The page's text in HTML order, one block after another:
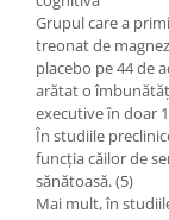
Grupul care a
treonat de
placebo pe 44 de
arătat o
executive în doar
În studiile
funcția căilor de
sănătoasă. (5)
Mai mult, în